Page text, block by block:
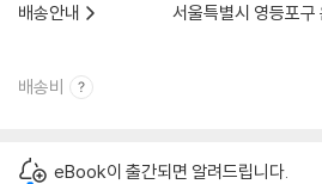
배송안내
서울특별시 영등포구
배송비
eBook이 출간되면 알려드립니다.